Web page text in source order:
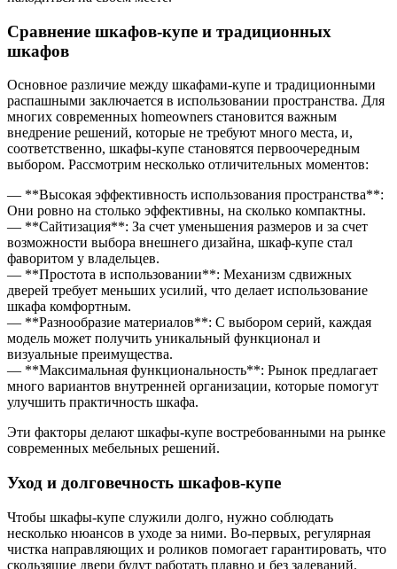
Сравнение шкафов-купе и традиционных
шкафов
Основное различие между шкафами-купе и традиционными
распашными заключается в использовании пространства. Для
многих современных homeowners становится важным
внедрение решений, которые не требуют много места, и,
соответственно, шкафы-купе становятся первоочередным
выбором. Рассмотрим несколько отличительных моментов:
— **Высокая эффективность использования пространства**:
Они ровно на столько эффективны, на сколько компактны.
— **Сайтизация**: За счет уменьшения размеров и за счет
возможности выбора внешнего дизайна, шкаф-купе стал
фаворитом у владельцев.
— **Простота в использовании**: Механизм сдвижных
дверей требует меньших усилий, что делает использование
шкафа комфортным.
— **Разнообразие материалов**: С выбором серий, каждая
модель может получить уникальный функционал и
визуальные преимущества.
— **Максимальная функциональность**: Рынок предлагает
много вариантов внутренней организации, которые помогут
улучшить практичность шкафа.
Эти факторы делают шкафы-купе востребованными на рынке
современных мебельных решений.
Уход и долговечность шкафов-купе
Чтобы шкафы-купе служили долго, нужно соблюдать
несколько нюансов в уходе за ними. Во-первых, регулярная
чистка направляющих и роликов помогает гарантировать, что
скользящие двери будут работать плавно и без задеваний.